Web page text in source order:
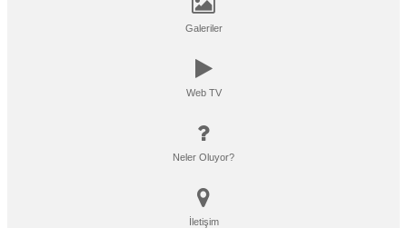
Galeriler
Web TV
Neler Oluyor?
İletişim